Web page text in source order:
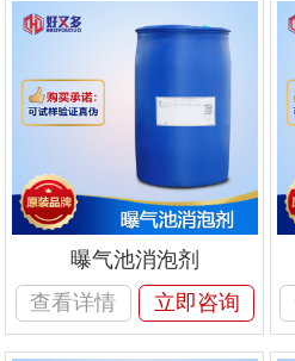
曝气池消泡剂
查看详情
立即咨询